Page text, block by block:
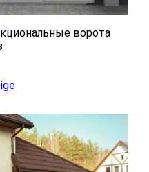
ворота